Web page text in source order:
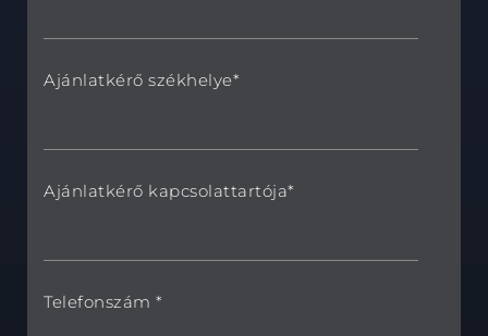
Ajánlatkérő székhelye*
Ajánlatkérő kapcsolattartója*
Telefonszám *